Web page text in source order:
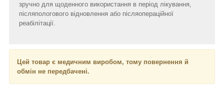
зручно для щоденного використання в період лікування,
післяпологового відновлення або післяопераційної
реабілітації.
Цей товар є медичним виробом, тому повернення й
обмін не передбачені.